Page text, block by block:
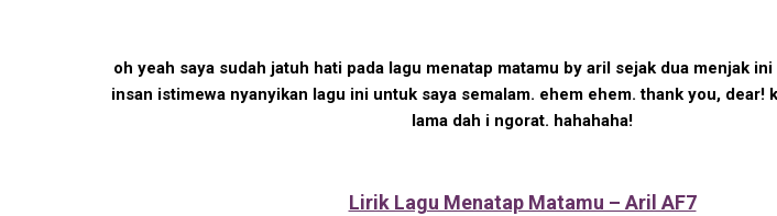
oh yeah saya sudah jatuh hati pada lagu menatap matamu by aril sejak dua menjak
insan istimewa nyanyikan lagu ini untuk saya semalam. ehem ehem. thank you, dear!
lama dah i ngorat. hahahaha!
Lirik Lagu Menatap Matamu – Aril AF7